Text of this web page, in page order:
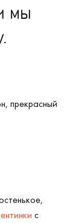
мы
прекрасный
с